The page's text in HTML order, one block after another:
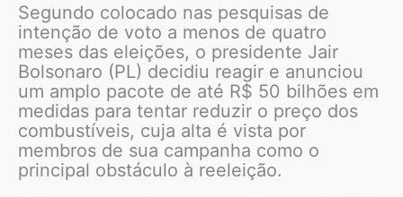
Segundo colocado nas pesquisas de
intenção de voto a menos de quatro
meses das eleições, o presidente Jair
Bolsonaro (PL) decidiu reagir e anunciou
um amplo pacote de até R$ 50 bilhões em
medidas para tentar reduzir o preço dos
combustíveis, cuja alta é vista por
membros de sua campanha como o
principal obstáculo à reeleição.